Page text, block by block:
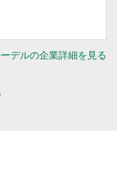
デルの企業詳細を見る